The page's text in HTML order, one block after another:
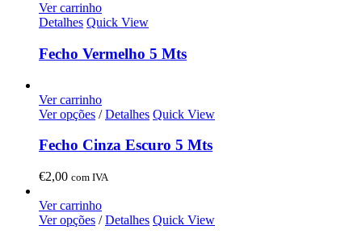
Ver carrinho
Detalhes Quick View
Fecho Vermelho 5 Mts
Ver carrinho
Ver opções / Detalhes Quick View
Fecho Cinza Escuro 5 Mts
€2,00 com IVA
Ver carrinho
Ver opções / Detalhes Quick View